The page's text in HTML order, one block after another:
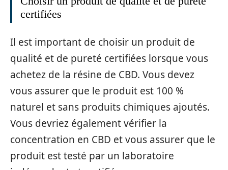
certifiées
Il est important de choisir un produit de
qualité et de pureté certifiées lorsque vous
achetez de la résine de CBD. Vous devez
vous assurer que le produit est 100 %
naturel et sans produits chimiques ajoutés.
Vous devriez également vérifier la
concentration en CBD et vous assurer que le
produit est testé par un laboratoire